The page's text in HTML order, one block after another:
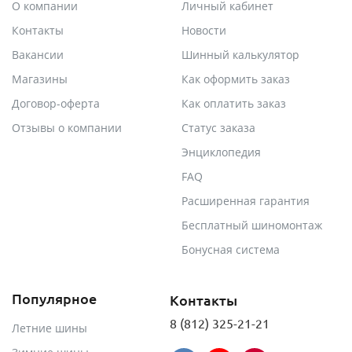
О компании
Контакты
Вакансии
Магазины
Договор-оферта
Отзывы о компании
Личный кабинет
Новости
Шинный калькулятор
Как оформить заказ
Как оплатить заказ
Статус заказа
Энциклопедия
FAQ
Расширенная гарантия
Бесплатный шиномонтаж
Бонусная система
Популярное
Летние шины
Контакты
8 (812) 325-21-21